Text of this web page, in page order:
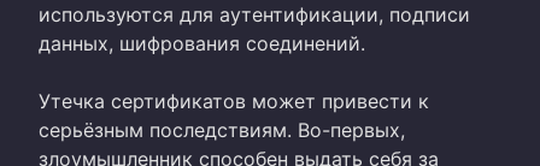
используются для аутентификации, подписи
данных, шифрования соединений.
Утечка сертификатов может привести к
серьёзным последствиям. Во-первых,
злоумышленник способен выдать себя за